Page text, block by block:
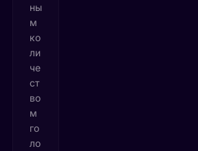
ны
м
ко
ли
че
ст
во
м
го
ло